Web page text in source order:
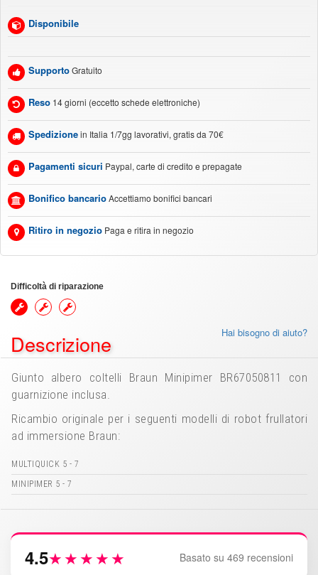
Disponibile
SupportoGratuito
Reso 14 giorni (eccetto schede elettroniche)
Spedizionein Italia 1/7gg lavorativi, gratis da 70€
Pagamenti sicuri Paypal, carte di credito e prepagate
Bonifico bancarioAccettiamo bonifici bancari
Ritiro in negozio Paga e ritira in negozio
Difficoltà di riparazione
Hai bisogno di aiuto?
Descrizione
Giunto albero coltelli Braun Minipimer BR67050811 con
guarnizione inclusa.
Ricambio originale per i seguenti modelli di robot frullatori
ad immersione Braun:
MULTIQUICK 5 - 7
MINIPIMER 5 - 7
4.5★★★★★ Basato su 469 recensioni